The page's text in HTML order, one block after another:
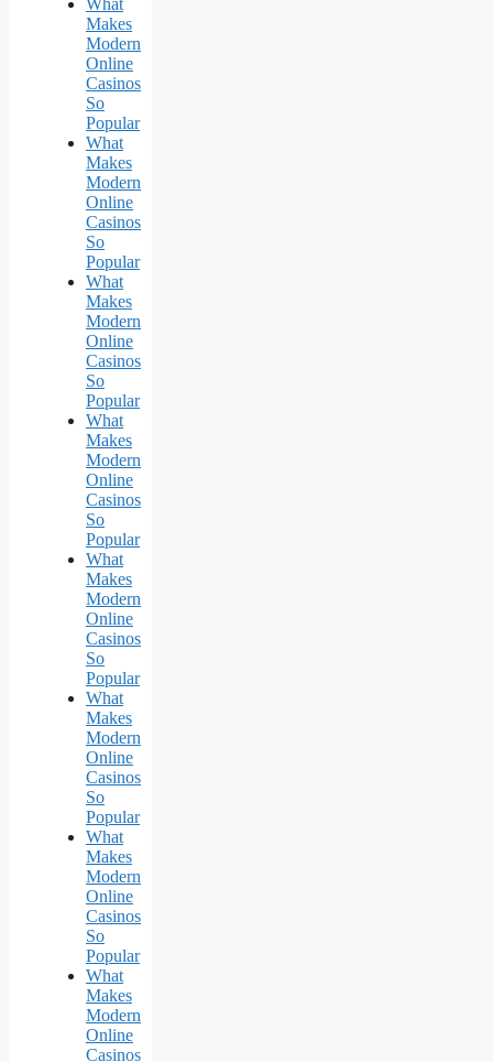
What
Makes
Modern
Online
Casinos
So
Popular
What
Makes
Modern
Online
Casinos
So
Popular
What
Makes
Modern
Online
Casinos
So
Popular
What
Makes
Modern
Online
Casinos
So
Popular
What
Makes
Modern
Online
Casinos
So
Popular
What
Makes
Modern
Online
Casinos
So
Popular
What
Makes
Modern
Online
Casinos
So
Popular
What
Makes
Modern
Online
Casinos